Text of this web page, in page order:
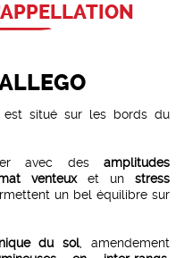
est situé sur les bords du
avec des amplitudes
venteuxet un stress
un bel équilibre sur
du sol, amendement